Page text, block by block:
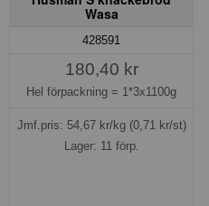
Wasa
428591
180,40 kr
Hel förpackning = 1*3x1100g
Jmf.pris: 54,67kr/kg (0,71 kr/st)
Lager: 11 förp.